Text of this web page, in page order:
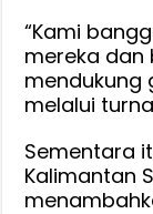
“Kami
mereka dan
mendukung
melalui
Sementara
Kalimantan